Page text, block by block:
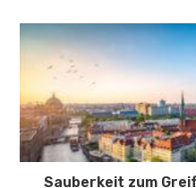
Sauberkeit zum